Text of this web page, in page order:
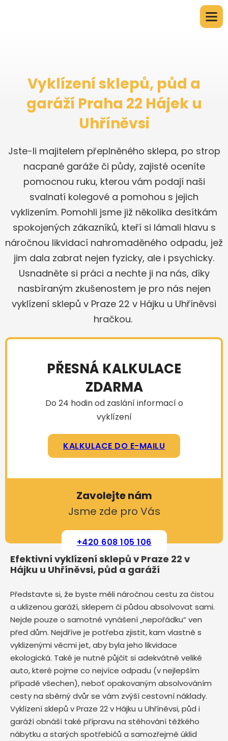
Vyklízení sklepů, půd a
garáží Praha 22 Hájek u
Uhříněvsi
Jste-li majitelem přeplněného sklepa, po strop
nacpané garáže či půdy, zajisté oceníte
pomocnou ruku, kterou vám podají naši
svalnatí kolegové a pomohou s jejich
vyklizením. Pomohli jsme již několika desítkám
spokojených zákazníků, kteří si lámali hlavu s
náročnou likvidací nahromaděného odpadu, jež
jim dala zabrat nejen fyzicky, ale i psychicky.
Usnadněte si práci a nechte ji na nás, díky
nasbíraným zkušenostem je pro nás nejen
vyklízení sklepů v Praze 22 v Hájku u Uhříněvsi
hračkou.
PŘESNÁ KALKULACE
ZDARMA
Do 24 hodin od zaslání informací o
vyklízení
KALKULACE DO E-MAILU
Zavolejte nám
Jsme zde pro Vás
+420 608 105 106
Efektivní vyklízení sklepů v Praze 22 v
Hájku u Uhříněvsi, půd a garáží
Představte si, že byste měli náročnou cestu za čistou
a uklizenou garáží, sklepem či půdou absolvovat sami.
Nejde pouze o samotné vynášení „nepořádku“ ven
před dům. Nejdříve je potřeba zjistit, kam vlastně s
vyklizenými věcmi jet, aby byla jeho likvidace
ekologická. Také je nutné půjčit si adekvátně veliké
auto, které pojme co nejvíce odpadu (v nejlepším
případě všechen), neboť opakovaným absolvováním
cesty na sběrný dvůr se vám zvýší cestovní náklady.
Vyklízení sklepů v Praze 22 v Hájku u Uhříněvsi, půd i
garáží obnáší také přípravu na stěhování těžkého
nábytku a starých spotřebičů a samozřejmě úklid